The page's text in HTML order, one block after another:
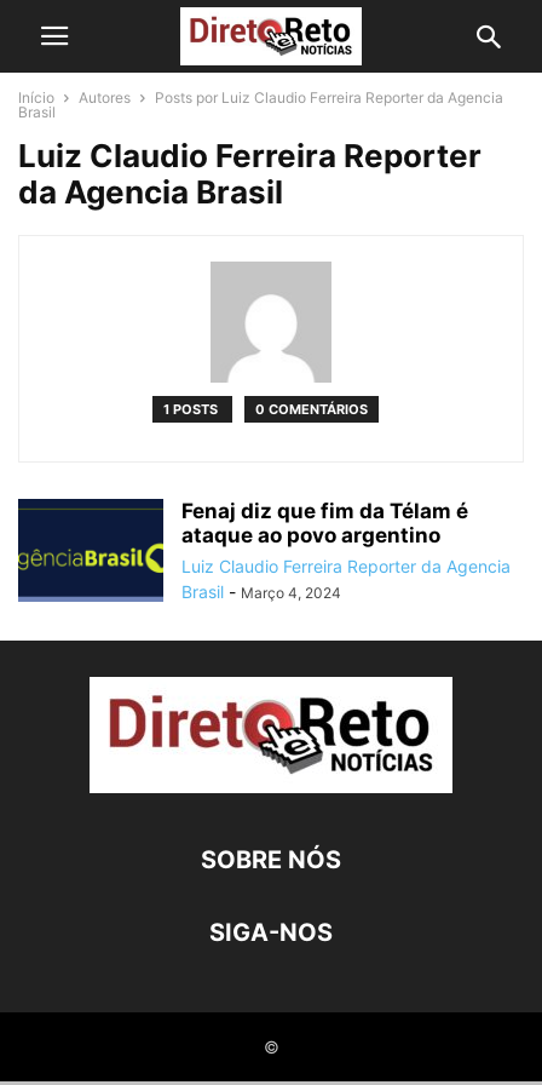
Início Autores
Posts por Luiz Claudio Ferreira Reporter da Agencia
Brasil
Luiz Claudio Ferreira Reporter
da Agencia Brasil
1 POSTS 0 COMENTÁRIOS
Fenaj diz que fim da Télam é
ataque ao povo argentino
Luiz Claudio Ferreira Reporter da Agencia
Brasil - Março 4, 2024
SOBRE NÓS
SIGA-NOS
©